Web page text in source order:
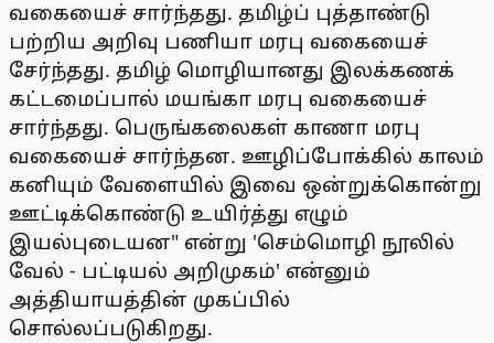
வகையைச் சார்ந்தது. தமிழ்ப் புத்தாண்டு
பற்றிய அறிவு பணியா மரபு வகையைச்
சேர்ந்தது. தமிழ் மொழியானது இலக்கணக்
கட்டமைப்பால் மயங்கா மரபு வகையைச்
சார்ந்தது. பெருங்கலைகள் காணா மரபு
வகையைச் சார்ந்தன. ஊழிப்போக்கில் காலம்
கனியும் வேளையில் இவை ஒன்றுக்கொன்று
ஊட்டிக்கொண்டு உயிர்த்து எழும்
இயல்புடையன" என்று 'செம்மொழி நூலில்
வேல் - பட்டியல் அறிமுகம்' என்னும்
அத்தியாயத்தின் முகப்பில்
சொல்லப்படுகிறது.